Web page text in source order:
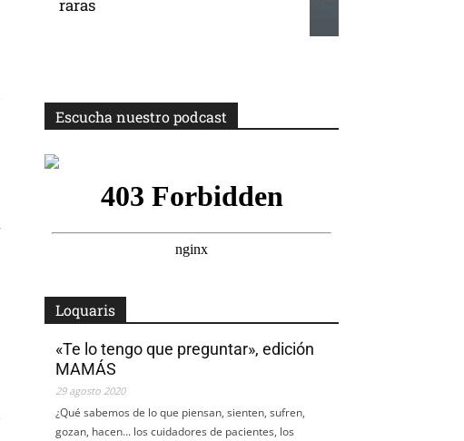
raras
Escucha nuestro podcast
Loquaris
«Te lo tengo que preguntar», edición
MAMÁS
29 agosto 2020
¿Qué sabemos de lo que piensan, sienten, sufren,
gozan, hacen... los cuidadores de pacientes, los